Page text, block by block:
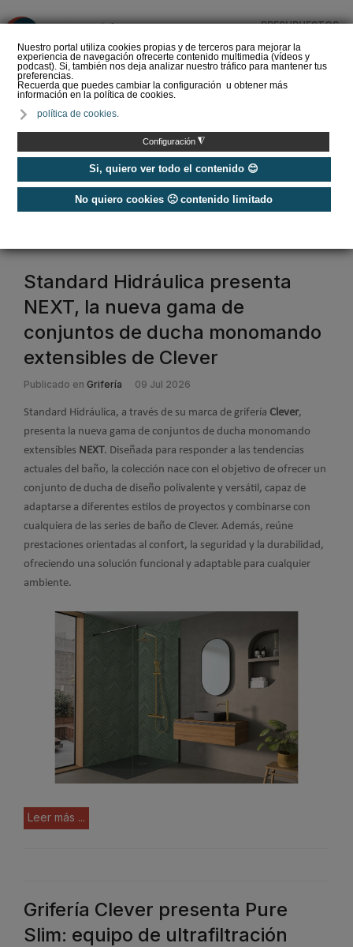
Nuestro portal utiliza cookies propias y de terceros para mejorar la
experiencia de navegación ofrecerte contenido multimedia (vídeos y
podcast). Si, también nos deja analizar nuestro tráfico para mantener tus
preferencias.
Recuerda que puedes cambiar la configuración u obtener más
información en la política de cookies.
política de cookies.
Configuración ◮
Si, quiero ver todo el contenido 😊
No quiero cookies 🙁 contenido limitado
PRESUPUESTOS
del Amperio (Episodio 3)
Etiquetas / clever
Standard Hidráulica presenta
NEXT, la nueva gama de
conjuntos de ducha monomando
extensibles de Clever
Publicado en Grifería 09 Jul 2026
Standard Hidráulica, a través de su marca de grifería Clever,
presenta la nueva gama de conjuntos de ducha monomando
extensibles NEXT. Diseñada para responder a las tendencias
actuales del baño, la colección nace con el objetivo de ofrecer un
conjunto de ducha de diseño polivalente y versátil, capaz de
adaptarse a diferentes estilos de proyectos y combinarse con
cualquiera de las series de baño de Clever. Además, reúne
prestaciones orientadas al confort, la seguridad y la durabilidad,
ofreciendo una solución funcional y adaptable para cualquier
ambiente.
Leer más ...
Grifería Clever presenta Pure
Slim: equipo de ultrafiltración